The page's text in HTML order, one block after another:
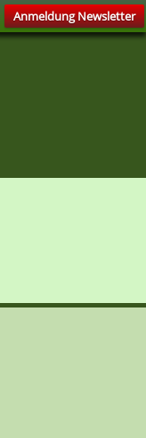
Anmeldung Newsletter